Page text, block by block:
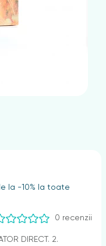
la -10% la toate
0 recenzii
DIRECT. 2.